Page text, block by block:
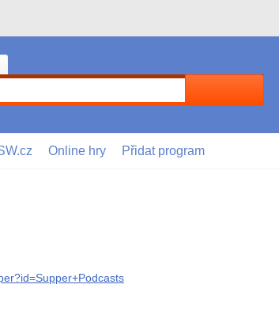
Online hry Přidat program